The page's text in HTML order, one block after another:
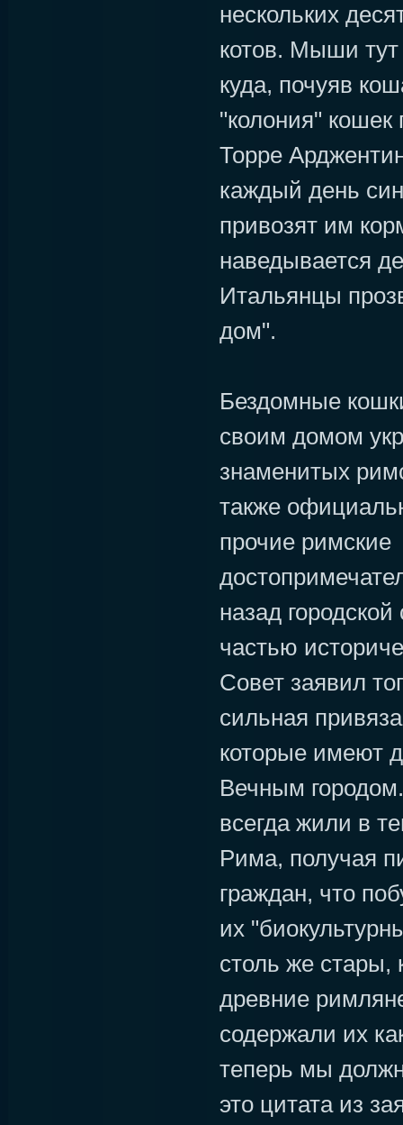
нескольких
котов. Мыши
куда, почуяв
"колония"
Торре
каждый день
привозят им
наведывается
Итальянцы
дом".
Бездомные
своим домом
знаменитых
также
прочие римские
назад
частью
Совет заявил
сильная
которые имеют
Вечным
всегда жили в
Рима, получая
граждан, что
их
столь же стары,
древние
содержали их
теперь мы
это цитата из